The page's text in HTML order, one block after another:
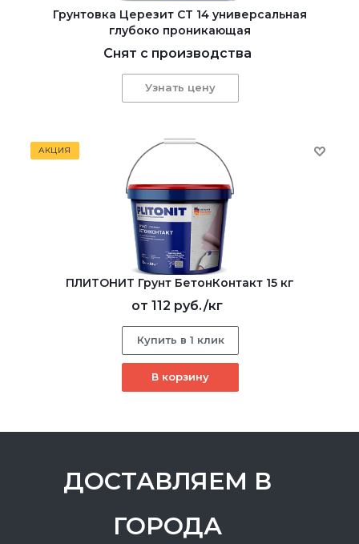
Грунтовка Церезит CT 14 универсальная
глубоко проникающая
Снят с производства
Узнать цену
АКЦИЯ
ПЛИТОНИТ Грунт БетонКонтакт 15 кг
от 112 руб./кг
Купить в 1 клик
В корзину
ДОСТАВЛЯЕМ В
ГОРОДА